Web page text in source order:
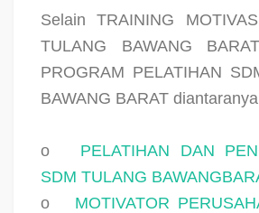
Selain TRAINING
TULANG BAWANG
PROGRAM PELATIHAN
BAWANG BARAT
o
PELATIHAN DAN
SDM TULANG
o
MOTIVATOR